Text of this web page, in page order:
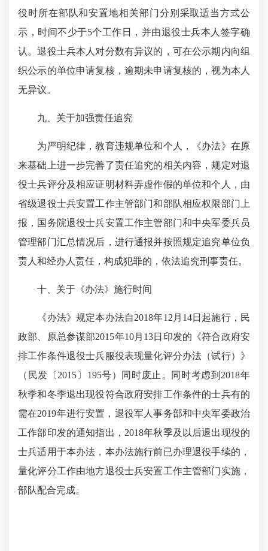
役时所在部队和安置地相关部门分别采取适当方式公
示，时间不少于5个工作日，并由退役士兵本人签字确
认。退役士兵本人对分数有异议的，可在公示期内向组
织公示的单位申请复核，逾期未申请复核的，视为本人
无异议。
九、关于加强责任追究
为严明纪律，教育违规单位和个人，《办法》在原
来基础上进一步完善了责任追究的相关内容，规定对退
役士兵评分及相应证明材料弄虚作假的单位和个人，由
省级退役士兵安置工作主管部门和部队相应权限部门上
报，国务院退役士兵安置工作主管部门和中央军委兵员
管理部门汇总情况后，进行通报并按照规定追究单位负
责人和经办人责任，构成犯罪的，依法追究刑事责任。
十、关于《办法》施行时间
《办法》规定本办法自2018年12月14日起施行，民
政部、原总参谋部2015年10月13日印发的《符合政府安
排工作条件退役士兵服役表现量化评分办法（试行）》
（民发〔2015〕195号）同时废止。同时考虑到2018年
秋季和冬季退出现役符合政府安排工作条件的士兵有的
需在2019年进行安置，退役军人事务部和中央军委政治
工作部印发的通知指出，2018年秋季及以后退出现役的
士兵适用于本办法，本办法施行前已办理退役手续的，
量化评分工作由地方退役士兵安置工作主管部门实施，
部队配合完成。